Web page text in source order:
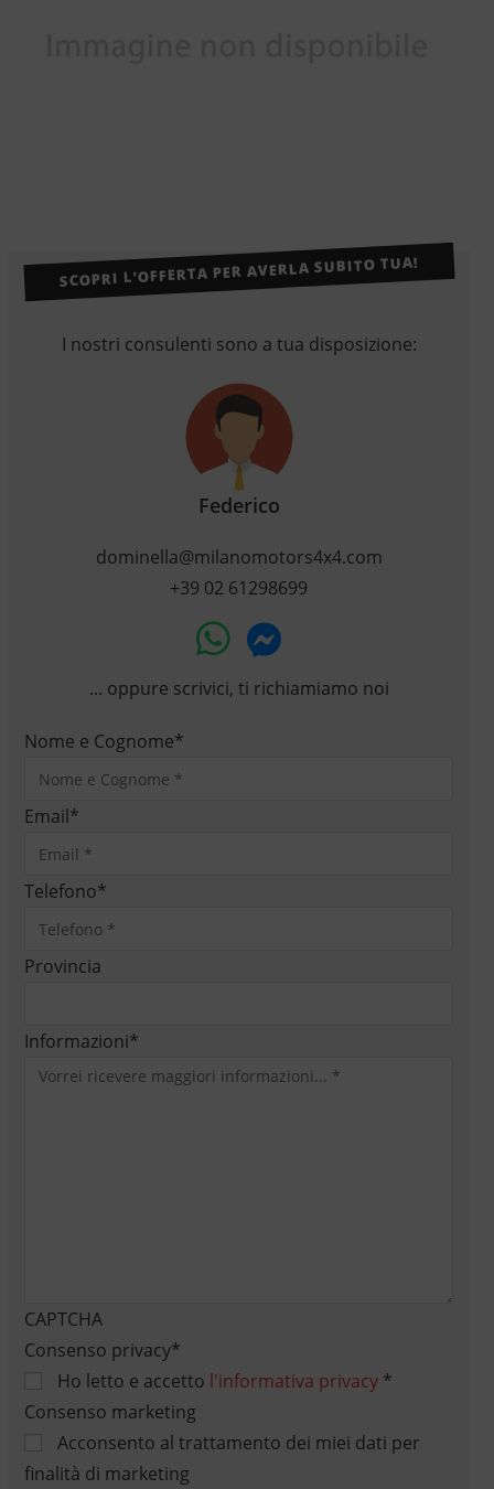
SCOPRI L’OFFERTA PER AVERLA SUBITO TUA!
I nostri consulenti sono a tua disposizione:
Federico
dominella@milanomotors4x4.com
+39 02 61298699
... oppure scrivici, ti richiamiamo noi
Nome e Cognome*
Email*
Telefono*
Provincia
Informazioni*
CAPTCHA
Consenso privacy*
Ho letto e accetto l'informativa privacy*
Consenso marketing
Acconsento al trattamento dei miei dati per
finalità di marketing